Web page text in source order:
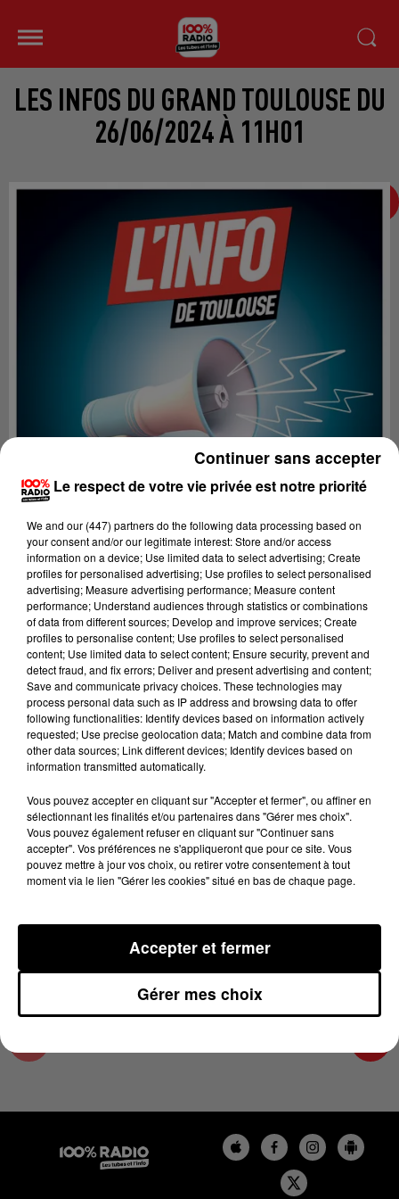
LES INFOS DU GRAND TOULOUSE DU
26/06/2024 À 11H01
Lecture (2 min 22 sec)
100%
100% Radio les infos du grand Toulouse
26 juin 2024 - 2 min 22 sec
LES INFOS DU GRAND TOULOUSE DU
26/06/2024 À 11H01
Podcasts infos du grand Toulouse
Le respect de votre vie privée est notre priorité
We and our (447) partnersdo the following data processing based on
your consent and/or our legitimate interest: Store and/or access
information on a device; Use limited data to select advertising; Create
profiles for personalised advertising; Use profiles to select personalised
advertising; Measure advertising performance; Measure content
performance; Understand audiences through statistics or combinations
of data from different sources; Develop and improve services; Create
profiles to personalise content; Use profiles to select personalised
content; Use limited data to select content; Ensure security, prevent and
detect fraud, and fix errors; Deliver and present advertising and content;
Save and communicate privacy choices. These technologies may
process personal data such as IP address and browsing data to offer
following functionalities: Identify devices based on information actively
requested; Use precise geolocation data; Match and combine data from
other data sources; Link different devices; Identify devices based on
information transmitted automatically.
Vous pouvez accepter en cliquant sur "Accepter et fermer", ou affiner en
sélectionnant les finalités et/ou partenaires dans "Gérer mes choix".
Vous pouvez également refuser en cliquant sur "Continuer sans
accepter". Vos préférences ne s'appliqueront que pour ce site. Vous
pouvez mettre à jour vos choix, ou retirer votre consentement à tout
moment via le lien "Gérer les cookies" situé en bas de chaque page.
Gérer mes choix
Accepter et fermer
Continuer sans accepter